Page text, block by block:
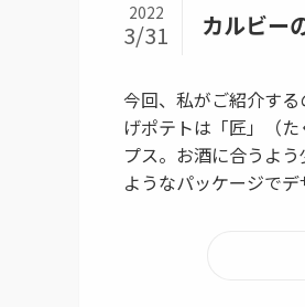
カルビー
2022
3/31
今回、私がご紹介す
げポテトは「匠」（
プス。お酒に合うよ
ようなパッケージで